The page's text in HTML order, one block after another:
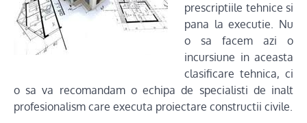
prescriptiile tehnice si
pana la executie. Nu
o sa facem azi o
incursiune in aceasta
clasificare tehnica, ci
o sa va recomandam o echipa de specialisti de inalt
profesionalism care executa proiectare constructii civile.